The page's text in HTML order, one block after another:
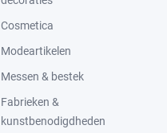
Cosmetica
Modeartikelen
Messen & bestek
Fabrieken &
kunstbenodigdheden